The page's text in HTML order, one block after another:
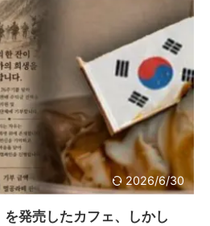
2026/6/30
発売したカフェ、しかし